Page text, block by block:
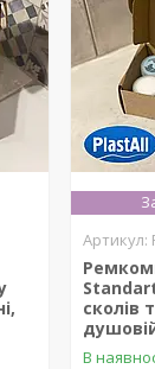
сколів
В